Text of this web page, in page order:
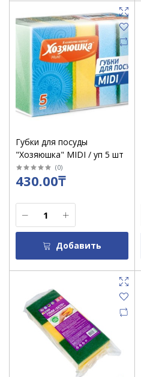
Губки для посуды
"Хозяюшка" MIDI / уп 5 шт
(0)
430.00₸
Добавить